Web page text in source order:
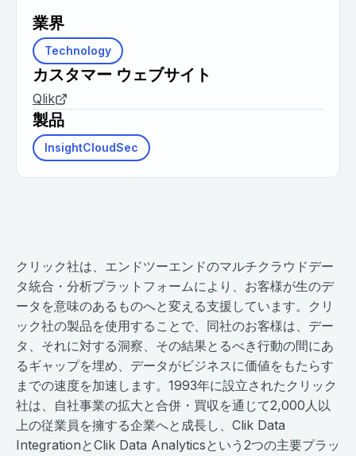
業界
Technology
カスタマー ウェブサイト
Qlik
製品
InsightCloudSec
クリック社は、エンドツーエンドのマルチクラウドデー
タ統合・分析プラットフォームにより、お客様が生のデ
ータを意味のあるものへと変える支援しています。クリ
ック社の製品を使用することで、同社のお客様は、デー
タ、それに対する洞察、その結果とるべき行動の間にあ
るギャップを埋め、データがビジネスに価値をもたらす
までの速度を加速します。1993年に設立されたクリック
社は、自社事業の拡大と合併・買収を通じて2,000人以
上の従業員を擁する企業へと成長し、Clik Data
IntegrationとClik Data Analyticsという2つの主要プラッ